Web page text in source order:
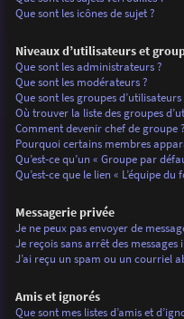
Que sont les icônes de sujet ?
Niveaux d’utilisateurs et
Que sont les administrateurs ?
Que sont les modérateurs ?
Que sont les groupes d’utilisateurs
Où trouver la liste des groupes
Comment devenir chef de groupe ?
Pourquoi certains membres
Qu’est-ce qu’un « Groupe par
Qu’est-ce que le lien « L’équipe du
Messagerie privée
Je ne peux pas envoyer de
Je reçois sans arrêt des messages
J’ai reçu un spam ou un courriel
Amis et ignorés
Que sont mes listes d’amis et